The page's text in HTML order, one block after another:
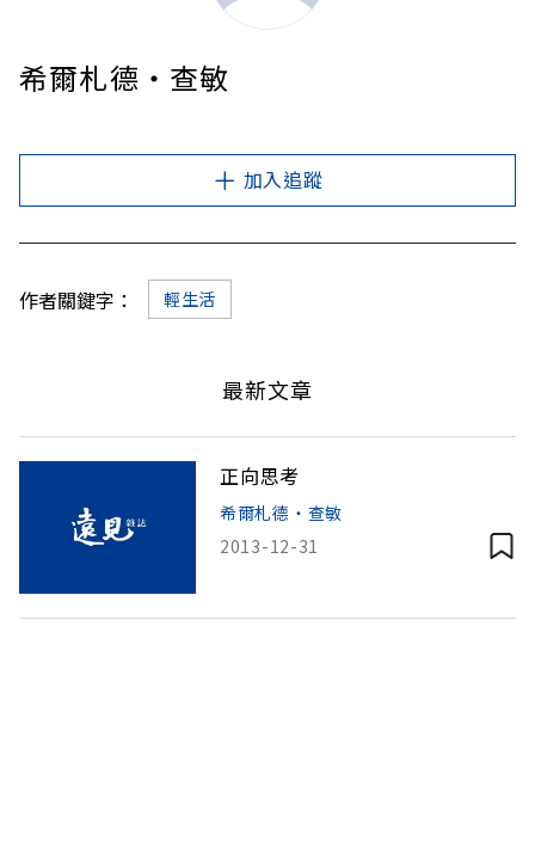
希爾札德‧查敏
加入追蹤
作者關鍵字： 輕生活
最新文章
正向思考
希爾札德‧查敏
2013-12-31